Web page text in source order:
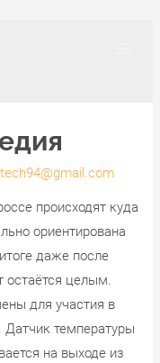
происходят куда
ориентирована
даже после
остаётся целым.
для участия в
Датчик температуры
на выходе из